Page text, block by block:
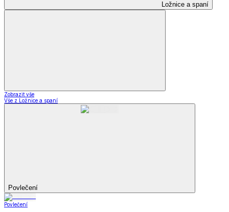
Ložnice a spaní
Zobrazit vše
Vše z Ložnice a spaní
Povlečení
Povlečení